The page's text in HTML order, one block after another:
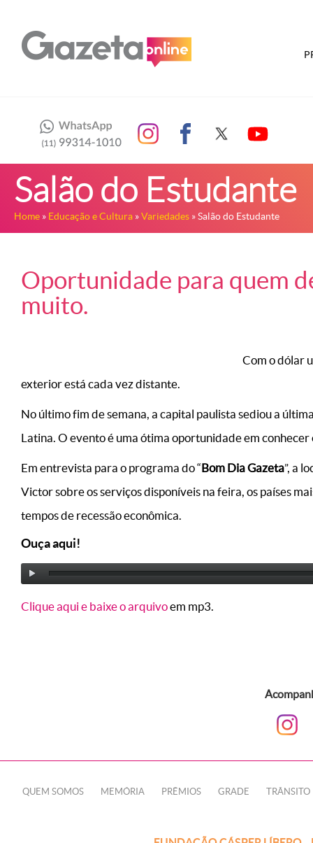
Salão do Estudante
Home » Educação e Cultura »Variedades » Salão do Estudante
Oportunidade para quem
muito.
Com o dólar
exterior está cada vez distante.
No último fim de semana, a capital paulista sediou a
Latina. O evento é uma ótima oportunidade em conhecer
Em entrevista para o programa do “Bom Dia Gazeta”, a
Victor sobre os serviços disponíveis na feira, os países
tempos de recessão econômica.
Ouça aqui!
Clique aqui e baixe o arquivoem mp3.
QUEM SOMOS MEMÓRIA PRÊMIOS GRADE TRÂNSITO